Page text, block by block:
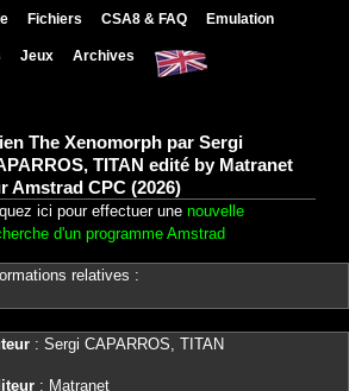
Fichiers CSA8 & FAQ Emulation
Jeux Archives
The Xenomorph par Sergi
TITAN edité by Matranet
Amstrad CPC (2026)
ici pour effectuer une nouvelle
d'un programme Amstrad
relatives :
: Sergi CAPARROS, TITAN
: Matranet